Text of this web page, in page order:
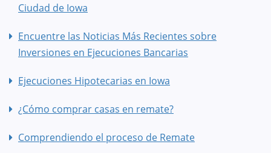
Ciudad de Iowa
Encuentre las Noticias Más Recientes sobre
Inversiones en Ejecuciones Bancarias
Ejecuciones Hipotecarias en Iowa
¿Cómo comprar casas en remate?
Comprendiendo el proceso de Remate